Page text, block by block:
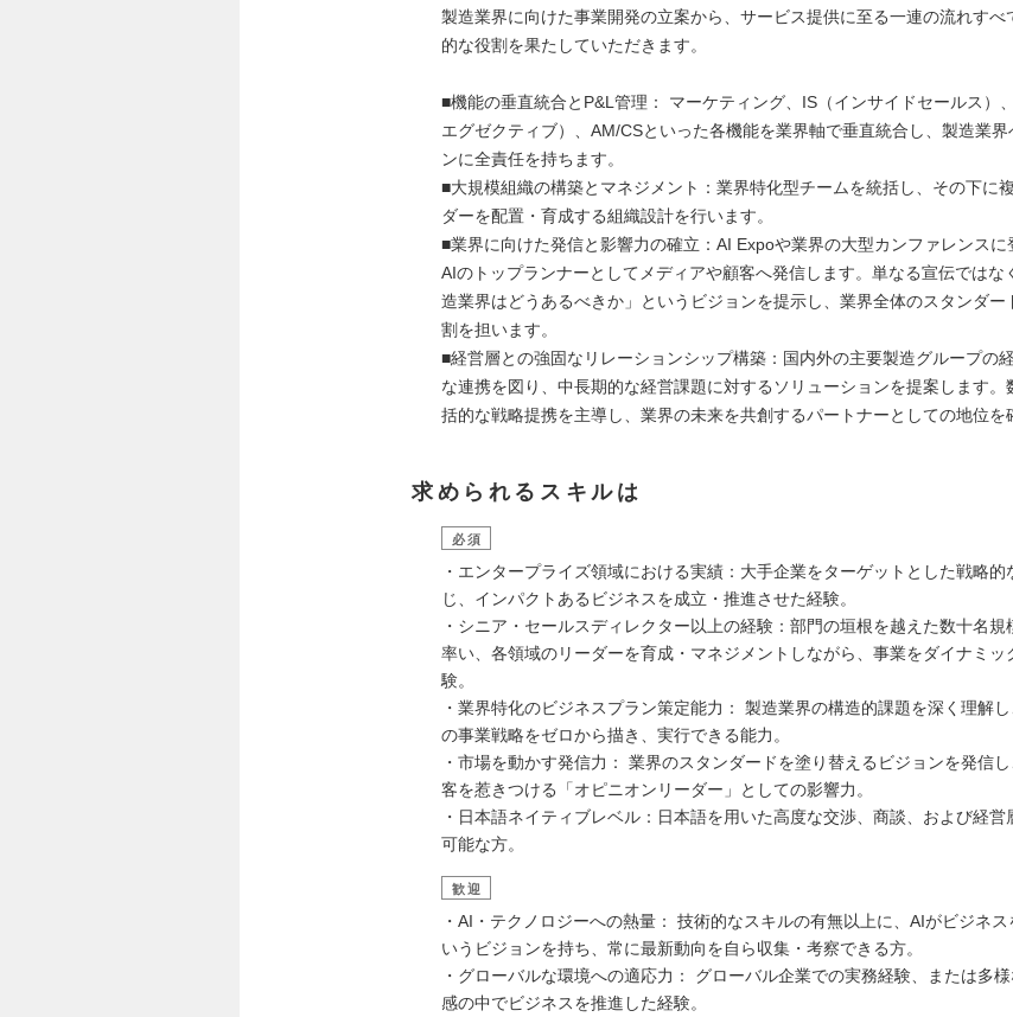
製造業界に向けた事業開発の立案から、サービス提供に至る一連の流れすべ
的な役割を果たしていただきます。
■機能の垂直統合とP&L管理： マーケティング、IS（インサイドセールス）
エグゼクティブ）、AM/CSといった各機能を業界軸で垂直統合し、製造業界
ンに全責任を持ちます。
■大規模組織の構築とマネジメント：業界特化型チームを統括し、その下に
ダーを配置・育成する組織設計を行います。
■業界に向けた発信と影響力の確立：AI Expoや業界の大型カンファレンスに
AIのトップランナーとしてメディアや顧客へ発信します。単なる宣伝ではな
造業界はどうあるべきか」というビジョンを提示し、業界全体のスタンダー
割を担います。
■経営層との強固なリレーションシップ構築：国内外の主要製造グループの
な連携を図り、中長期的な経営課題に対するソリューションを提案します。
括的な戦略提携を主導し、業界の未来を共創するパートナーとしての地位を
求められるスキルは
必須
・エンタープライズ領域における実績：大手企業をターゲットとした戦略的
じ、インパクトあるビジネスを成立・推進させた経験。
・シニア・セールスディレクター以上の経験：部門の垣根を越えた数十名規
率い、各領域のリーダーを育成・マネジメントしながら、事業をダイナミッ
験。
・業界特化のビジネスプラン策定能力： 製造業界の構造的課題を深く理解
の事業戦略をゼロから描き、実行できる能力。
・市場を動かす発信力： 業界のスタンダードを塗り替えるビジョンを発信
客を惹きつける「オピニオンリーダー」としての影響力。
・日本語ネイティブレベル：日本語を用いた高度な交渉、商談、および経
可能な方。
歓迎
・AI・テクノロジーへの熱量： 技術的なスキルの有無以上に、AIがビジネス
いうビジョンを持ち、常に最新動向を自ら収集・考察できる方。
・グローバルな環境への適応力： グローバル企業での実務経験、または多
感の中でビジネスを推進した経験。